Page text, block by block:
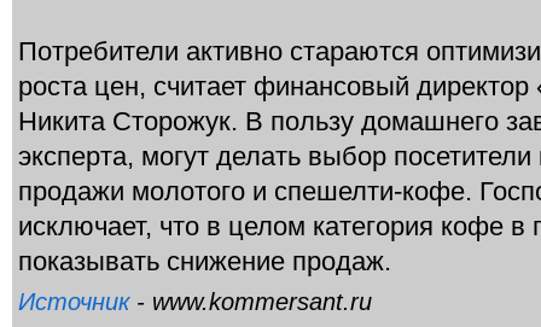
Потребители активно стараются
роста цен, считает финансовый
Никита Сторожук. В пользу домашнего
эксперта, могут делать выбор
продажи молотого и спешелти-кофе.
исключает, что в целом категория кофе в
показывать снижение продаж.
Источник- www.kommersant.ru